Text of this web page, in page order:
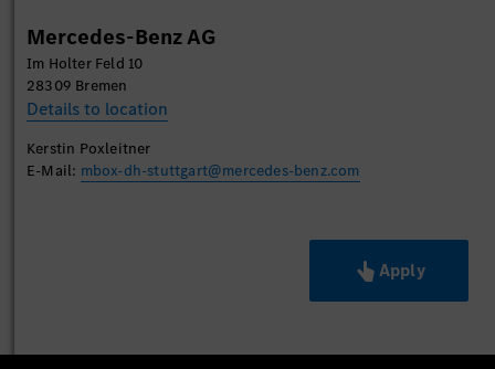
Mercedes-Benz AG
Im Holter Feld 10
28309 Bremen
Details to location
Kerstin Poxleitner
E-Mail: mbox-dh-stuttgart@mercedes-benz.com
Apply